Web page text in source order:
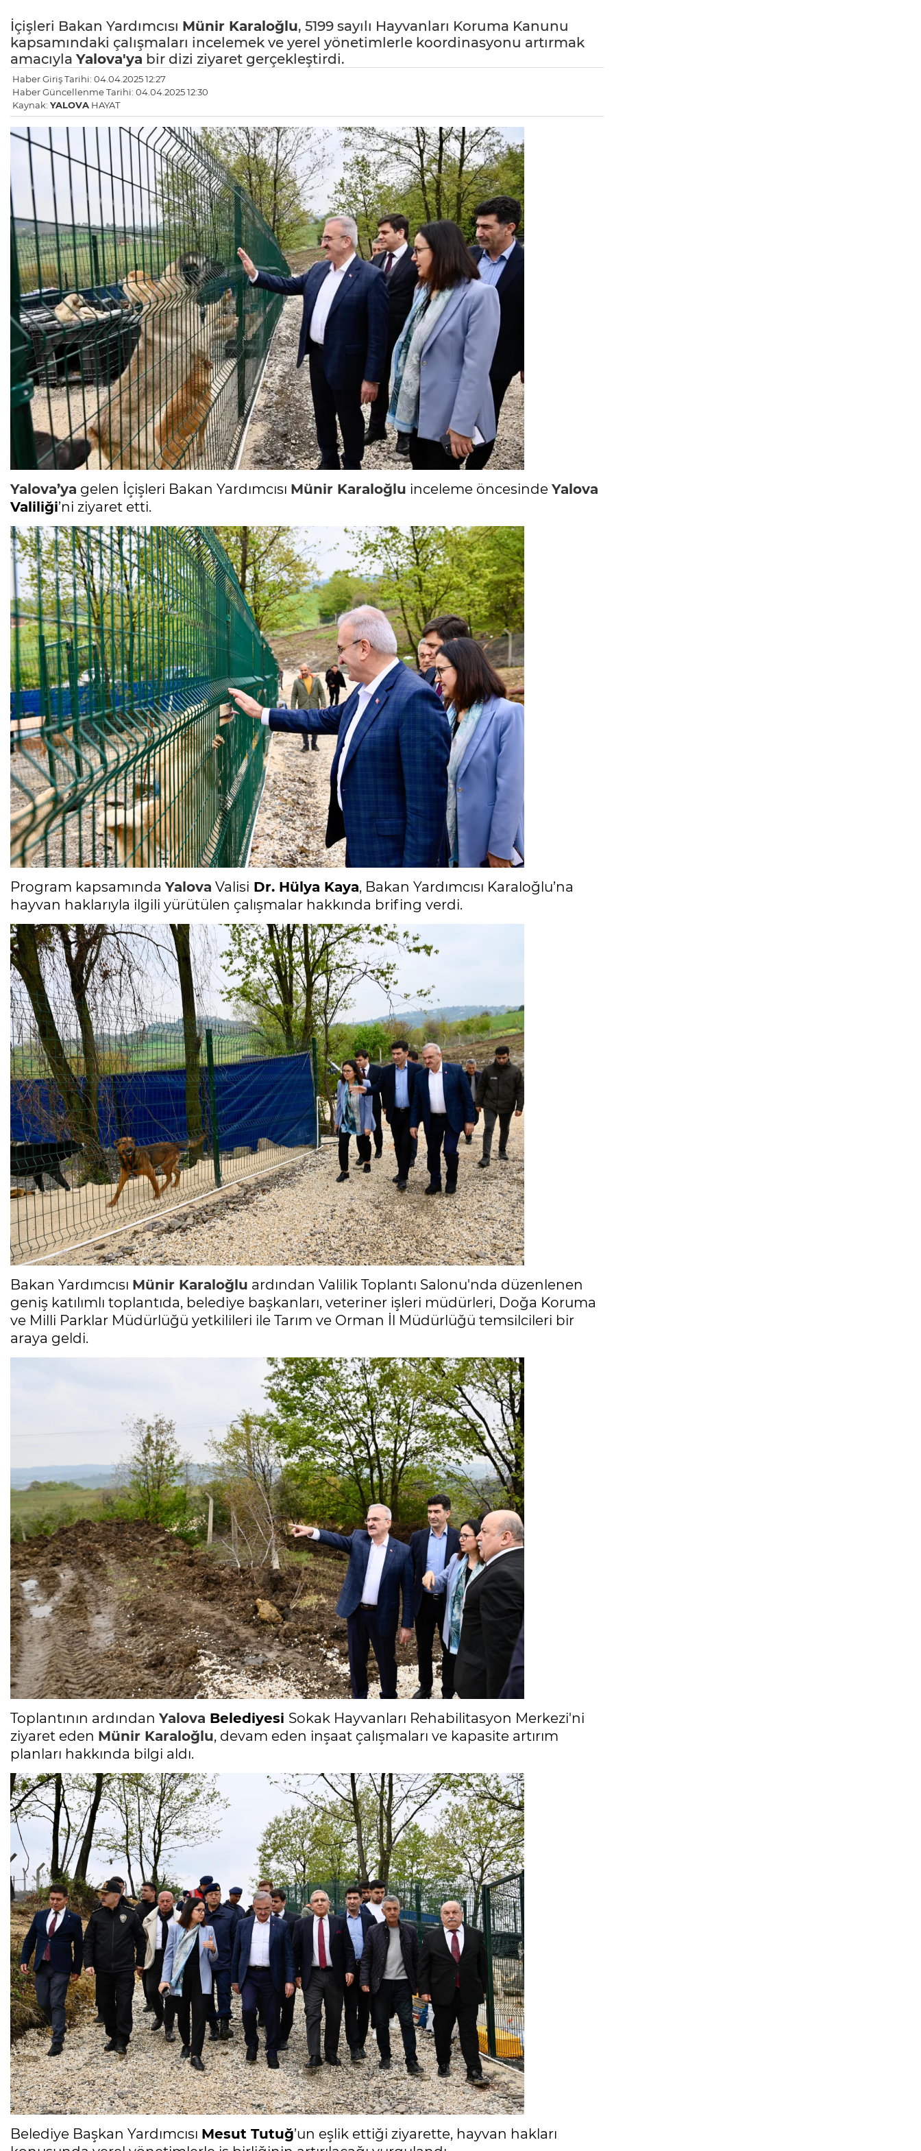
İçişleri Bakan Yardımcısı Münir Karaloğlu, 5199 sayılı Hayvanları Koruma Kanunu
kapsamındaki çalışmaları incelemek ve yerel yönetimlerle koordinasyonu artırmak
amacıyla Yalova'ya bir dizi ziyaret gerçekleştirdi.
Haber Giriş Tarihi: 04.04.2025 12:27
Haber Güncellenme Tarihi: 04.04.2025 12:30
Kaynak: YALOVA HAYAT
Yalova’ya gelen İçişleri Bakan Yardımcısı Münir Karaloğlu inceleme öncesinde Yalova
Valiliği’ni ziyaret etti.
Program kapsamında Yalova Valisi Dr. Hülya Kaya, Bakan Yardımcısı Karaloğlu’na
hayvan haklarıyla ilgili yürütülen çalışmalar hakkında brifing verdi.
Bakan Yardımcısı Münir Karaloğlu ardından Valilik Toplantı Salonu'nda düzenlenen
geniş katılımlı toplantıda, belediye başkanları, veteriner işleri müdürleri, Doğa Koruma
ve Milli Parklar Müdürlüğü yetkilileri ile Tarım ve Orman İl Müdürlüğü temsilcileri bir
araya geldi.
Toplantının ardından Yalova Belediyesi Sokak Hayvanları Rehabilitasyon Merkezi'ni
ziyaret eden Münir Karaloğlu, devam eden inşaat çalışmaları ve kapasite artırım
planları hakkında bilgi aldı.
Belediye Başkan Yardımcısı Mesut Tutuğ’un eşlik ettiği ziyarette, hayvan hakları